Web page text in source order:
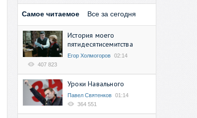
Самое читаемое Все за сегодня
История моего
пятидесятисемитства
Егор Холмогоров 02:14
407 823
Уроки Навального
Павел Святенков 01:14
364 551